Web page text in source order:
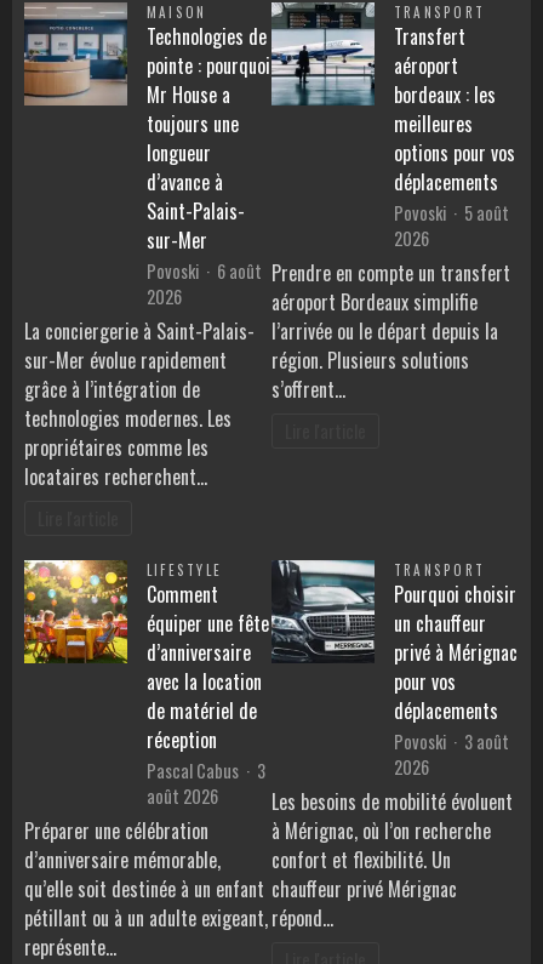
MAISON
Technologies de
pointe : pourquoi
Mr House a
toujours une
longueur
d’avance à
Saint-Palais-
sur-Mer
Povoski
6 août
2026
La conciergerie à Saint-Palais-
sur-Mer évolue rapidement
grâce à l’intégration de
technologies modernes. Les
propriétaires comme les
locataires recherchent…
TRANSPORT
Transfert
aéroport
bordeaux : les
meilleures
options pour vos
déplacements
Povoski
5 août
2026
Prendre en compte un transfert
aéroport Bordeaux simplifie
l’arrivée ou le départ depuis la
région. Plusieurs solutions
s’offrent…
LIFESTYLE
Comment
équiper une fête
d’anniversaire
avec la location
de matériel de
réception
Pascal Cabus
3
août 2026
Préparer une célébration
d’anniversaire mémorable,
qu’elle soit destinée à un enfant
pétillant ou à un adulte exigeant,
représente…
TRANSPORT
Pourquoi choisir
un chauffeur
privé à Mérignac
pour vos
déplacements
Povoski
3 août
2026
Les besoins de mobilité évoluent
à Mérignac, où l’on recherche
confort et flexibilité. Un
chauffeur privé Mérignac
répond…